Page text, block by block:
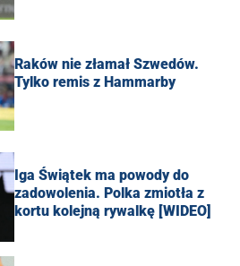
Raków nie złamał Szwedów.
Tylko remis z Hammarby
Iga Świątek ma powody do
zadowolenia. Polka zmiotła z
kortu kolejną rywalkę [WIDEO]